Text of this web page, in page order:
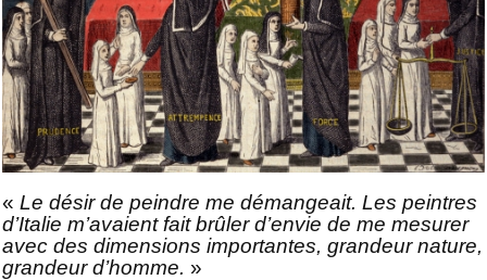
« Le désir de peindre me démangeait. Les peintres
d’Italie m’avaient fait brûler d’envie de me mesurer
avec des dimensions importantes, grandeur nature,
grandeur d’homme. »